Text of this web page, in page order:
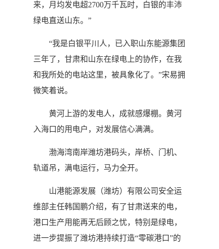
来，月均发电超2700万千瓦时，白银的丰沛
绿电直送山东。”
“我是白银平川人，已入职山东能源集团
三年了，甘肃和山东在绿电上的协作，在我
和我所处的电站这里，被具象化了。”宋易拥
微笑着说。
黄河上游的发电人，成就感爆棚。黄河
入海口的用电户，对发展信心满满。
渤海湾南岸潍坊港码头，岸桥、门机、
轨道吊，满电运行，马力全开。
山港能源发展（潍坊）有限公司安全运
维部主任韩国鹏介绍，有了甘肃送来的电，
港口生产用能再无后顾之忧，特别是绿电，
进一步提振了潍坊港持续打造“零碳港口”的